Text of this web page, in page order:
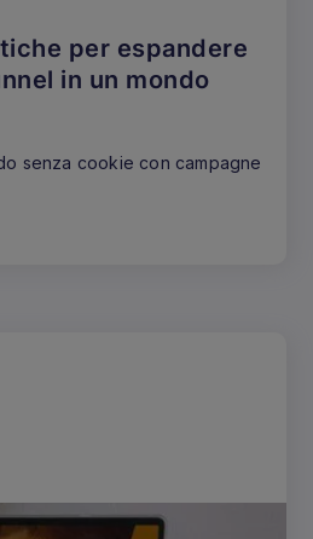
per espandere
in un mondo
senza cookie con campagne